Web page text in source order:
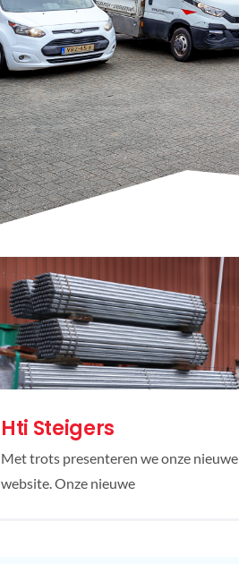
Hti Steigers
Met trots presenteren we onze nieuwe
website. Onze nieuwe